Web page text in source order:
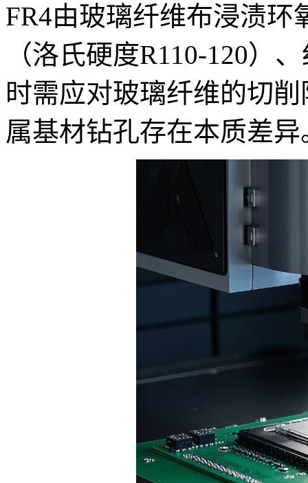
FR4由玻璃纤维布浸渍
（洛氏硬度R110-120）
时需应对玻璃纤维的切
属基材钻孔存在本质差异